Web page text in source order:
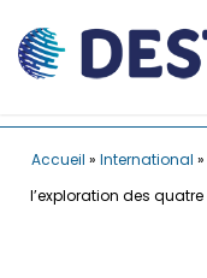
Accueil » International »
l’exploration des